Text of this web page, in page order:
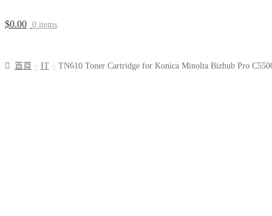
$0.00 0 items
首頁 IT TN610 Toner Cartridge for Konica Minolta Bizhub Pro